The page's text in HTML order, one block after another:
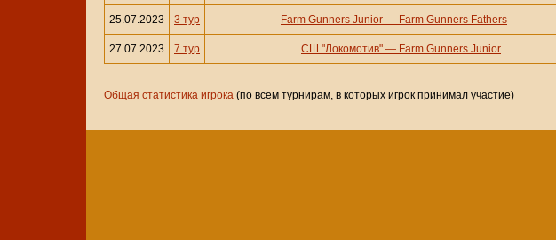
25.07.2023 3 тур Farm Gunners Junior — Farm Gunners Fathers
27.07.2023 7 тур СШ "Локомотив" — Farm Gunners Junior
Общая статистика игрока (по всем турнирам, в которых игрок принимал участие)